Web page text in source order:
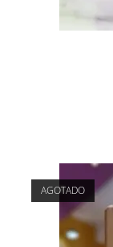
AGOTADO